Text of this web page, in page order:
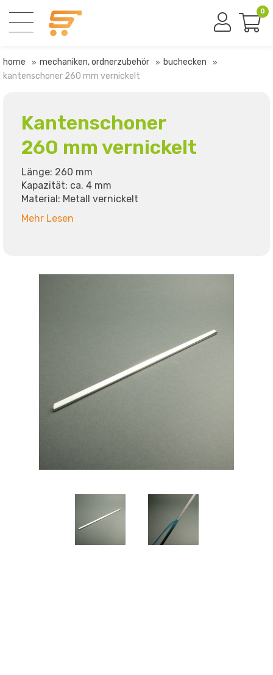
0
home mechaniken, ordnerzubehör
buchecken
kantenschoner 260 mm vernickelt
Kantenschoner
260 mm vernickelt
Länge: 260 mm
Kapazität: ca. 4 mm
Material: Metall vernickelt
Mehr Lesen